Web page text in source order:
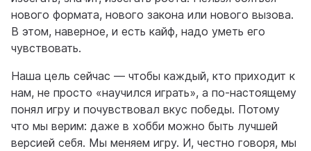
нового формата, нового закона или нового вызова.
В этом, наверное, и есть кайф, надо уметь его
чувствовать.
Наша цель сейчас — чтобы каждый, кто приходит к
нам, не просто «научился играть», а по-настоящему
понял игру и почувствовал вкус победы. Потому
что мы верим: даже в хобби можно быть лучшей
версией себя. Мы меняем игру. И, честно говоря, мы